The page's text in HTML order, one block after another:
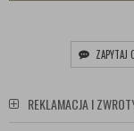
ZAPYTAJ
REKLAMACJA I